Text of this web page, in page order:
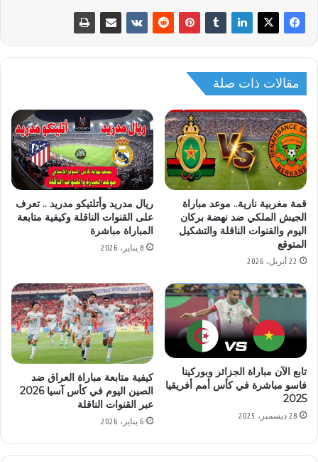
مقالات ذات صلة
قمة مغربية نارية.. موعد مباراة
الجيش الملكي ضد نهضة بركان
اليوم والقنوات الناقلة والتشكيل
المتوقع
22 أبريل، 2026
ريال مدريد وأتلتيكو مدريد .. تعرف
على القنوات الناقلة وكيفية متابعة
المباراة مباشرة
8 يناير، 2026
تابع الآن مباراة الجزائر وبوركينا
فاسو مباشرة في كأس أمم أفريقيا
2025
28 ديسمبر، 2025
كيفية متابعة مباراة العراق ضد
الصين اليوم في كأس آسيا 2026
عبر القنوات الناقلة
6 يناير، 2026